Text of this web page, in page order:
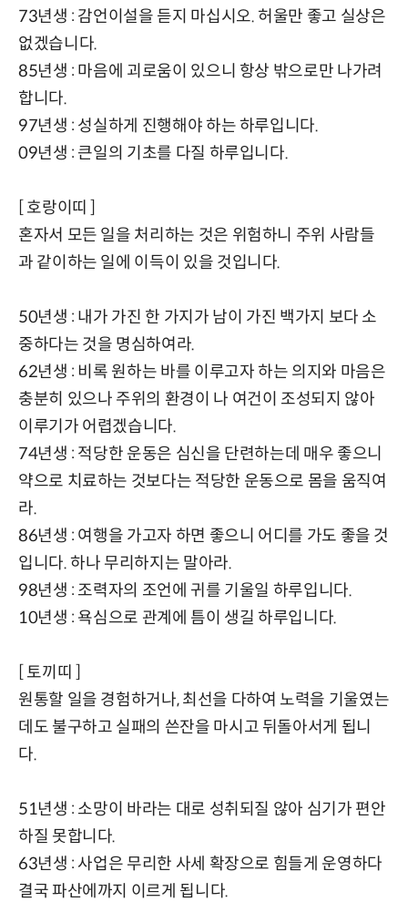
73년생 : 감언이설을 듣지 마십시오. 허울만 좋고 실상은
없겠습니다.
85년생 : 마음에 괴로움이 있으니 항상 밖으로만 나가려
합니다.
97년생 : 성실하게 진행해야 하는 하루입니다.
09년생 : 큰일의 기초를 다질 하루입니다.
[ 호랑이띠 ]
혼자서 모든 일을 처리하는 것은 위험하니 주위 사람들
과 같이하는 일에 이득이 있을 것입니다.
50년생 : 내가 가진 한 가지가 남이 가진 백가지 보다 소
중하다는 것을 명심하여라.
62년생 : 비록 원하는 바를 이루고자 하는 의지와 마음은
충분히 있으나 주위의 환경이 나 여건이 조성되지 않아
이루기가 어렵겠습니다.
74년생 : 적당한 운동은 심신을 단련하는데 매우 좋으니
약으로 치료하는 것보다는 적당한 운동으로 몸을 움직여
라.
86년생 : 여행을 가고자 하면 좋으니 어디를 가도 좋을 것
입니다. 하나 무리하지는 말아라.
98년생 : 조력자의 조언에 귀를 기울일 하루입니다.
10년생 : 욕심으로 관계에 틈이 생길 하루입니다.
[ 토끼띠 ]
원통할 일을 경험하거나, 최선을 다하여 노력을 기울였는
데도 불구하고 실패의 쓴잔을 마시고 뒤돌아서게 됩니
다.
51년생 : 소망이 바라는 대로 성취되질 않아 심기가 편안
하질 못합니다.
63년생 : 사업은 무리한 사세 확장으로 힘들게 운영하다
결국 파산에까지 이르게 됩니다.